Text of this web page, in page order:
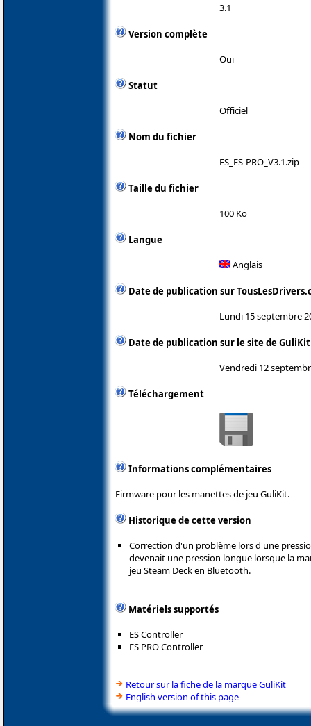
3.1
Version complète
Oui
Statut
Officiel
Nom du fichier
ES_ES-PRO_V3.1.zip
Taille du fichier
100 Ko
Langue
Anglais
Date de publication sur
Lundi 15 septembre
Date de publication sur le site de GuliKit
Vendredi 12
Téléchargement
Informations complémentaires
Firmware pour les manettes de jeu GuliKit.
Historique de cette version
Correction d'un problème lors d'une
devenait une pression longue lorsque la
jeu Steam Deck en Bluetooth.
Matériels supportés
ES Controller
ES PRO Controller
Retour sur la fiche de la marque GuliKit
English version of this page